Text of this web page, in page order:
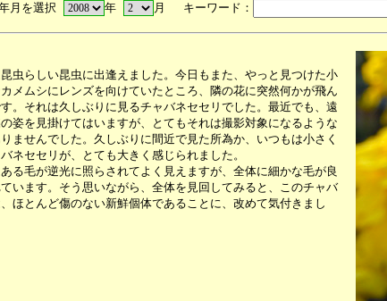
月を選択 年 月 キーワード：
虫らしい昆虫に出逢えました。今日もまた、やっと見つけた小
メムシにレンズを向けていたところ、隣の花に突然何かが飛ん
。それは久しぶりに見るチャバネセセリでした。最近でも、遠
姿を見掛けてはいますが、とてもそれは撮影対象になるような
ませんでした。久しぶりに間近で見た所為か、いつもは小さく
ネセセリが、とても大きく感じられました。
る毛が逆光に照らされてよく見えますが、全体に細かな毛が良
います。そう思いながら、全体を見回してみると、このチャバ
ほとんど傷のない新鮮個体であることに、改めて気付きまし